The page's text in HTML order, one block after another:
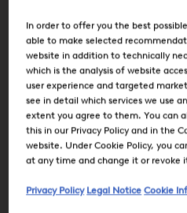
In order to offer you the best
able to make selected
website in addition to technically
which is the analysis of website
user experience and targeted
see in detail which services we use
extent you agree to them. You can
this in our Privacy Policy and in the
website. Under Cookie Policy, you
at any time and change it or revoke
Privacy Policy Legal Notice Cookie